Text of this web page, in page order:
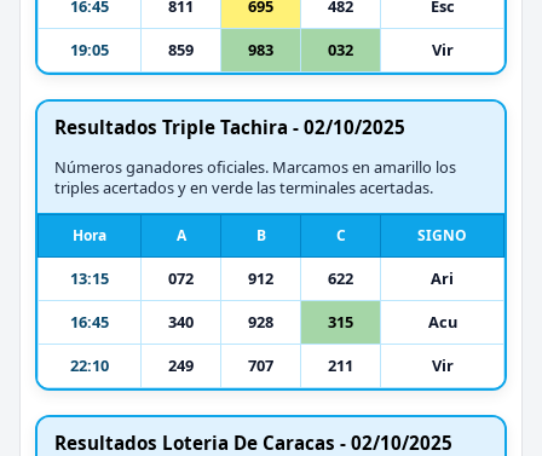
16:45
811 695 482
Esc
19:05
859 983 032 Vir
Resultados Triple Tachira - 02/10/2025
Números ganadores oficiales. Marcamos en amarillo los
triples acertados y en verde las terminales acertadas.
Hora A B C SIGNO
13:15 072 912 622
Ari
16:45
340 928 315
Acu
22:10
249 707 211 Vir
Resultados Loteria De Caracas - 02/10/2025